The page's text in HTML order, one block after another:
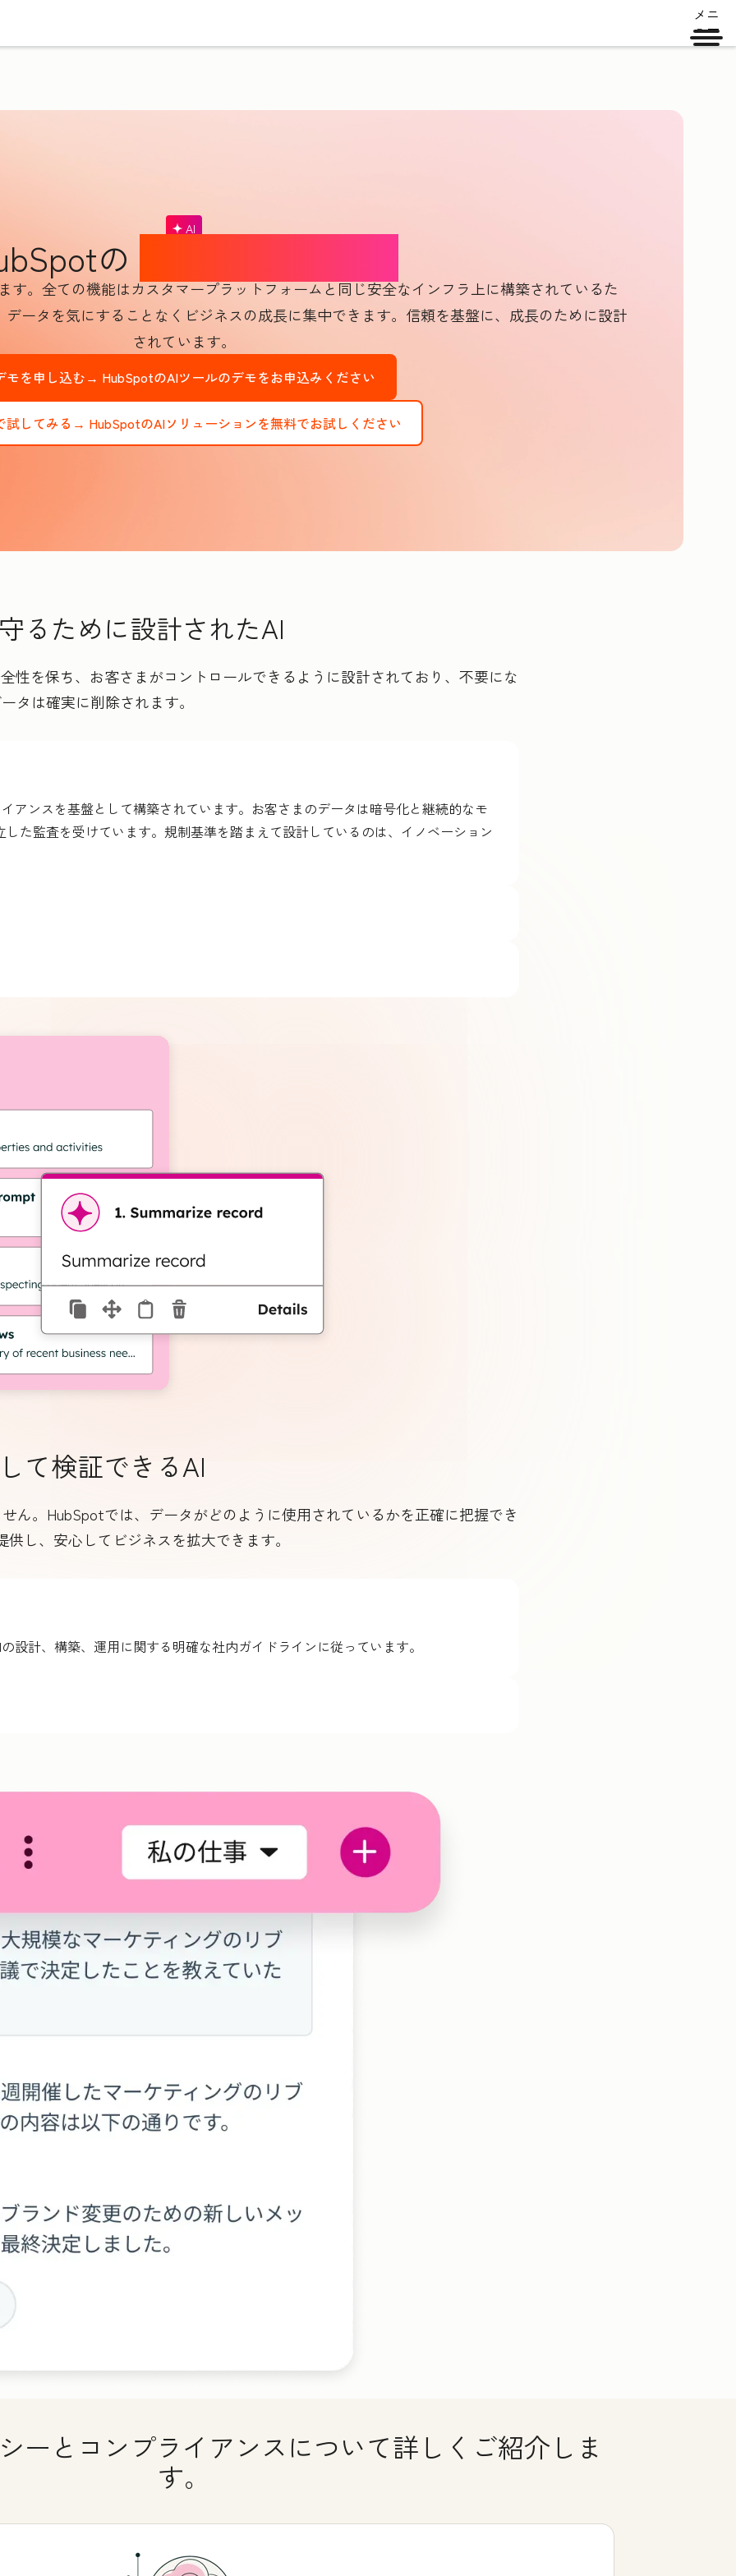
メニ
ュー
AI
の
す。全ての機能はカスタマープラットフォームと同じ安全なインフラ上に構築されているた
ータを気にすることなくビジネスの成長に集中できます。信頼を基盤に、成長のために設計
されています。
モを申し込む→ HubSpotのAIツールのデモをお申込みください
試してみる→ HubSpotのAIソリューションを無料でお試しください
るために設計されたAI
性を保ち、お客さまがコントロールできるように設計されており、不要にな
タは確実に削除されます。
アンスを基盤として構築されています。お客さまのデータは暗号化と継続的なモ
た監査を受けています。規制基準を踏まえて設計しているのは、イノベーション
て検証できるAI
ん。HubSpotでは、データがどのように使用されているかを正確に把握でき
し、安心してビジネスを拡大できます。
設計、構築、運用に関する明確な社内ガイドラインに従っています。
ーとコンプライアンスについて詳しくご紹介しま
す。